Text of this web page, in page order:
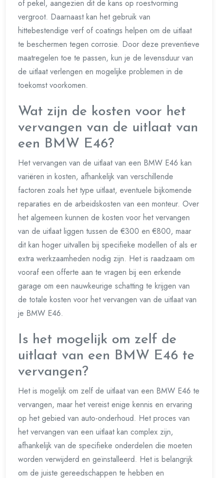
of pekel, aangezien dit de kans op roestvorming
vergroot. Daarnaast kan het gebruik van
hittebestendige verf of coatings helpen om de uitlaat
te beschermen tegen corrosie. Door deze preventieve
maatregelen toe te passen, kun je de levensduur van
de uitlaat verlengen en mogelijke problemen in de
toekomst voorkomen.
Wat zijn de kosten voor het
vervangen van de uitlaat van
een BMW E46?
Het vervangen van de uitlaat van een BMW E46 kan
variëren in kosten, afhankelijk van verschillende
factoren zoals het type uitlaat, eventuele bijkomende
reparaties en de arbeidskosten van een monteur. Over
het algemeen kunnen de kosten voor het vervangen
van de uitlaat liggen tussen de €300 en €800, maar
dit kan hoger uitvallen bij specifieke modellen of als er
extra werkzaamheden nodig zijn. Het is raadzaam om
vooraf een offerte aan te vragen bij een erkende
garage om een nauwkeurige schatting te krijgen van
de totale kosten voor het vervangen van de uitlaat van
je BMW E46.
Is het mogelijk om zelf de
uitlaat van een BMW E46 te
vervangen?
Het is mogelijk om zelf de uitlaat van een BMW E46 te
vervangen, maar het vereist enige kennis en ervaring
op het gebied van auto-onderhoud. Het proces van
het vervangen van een uitlaat kan complex zijn,
afhankelijk van de specifieke onderdelen die moeten
worden verwijderd en geïnstalleerd. Het is belangrijk
om de juiste gereedschappen te hebben en